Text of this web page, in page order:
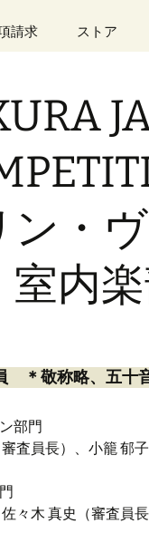
請求 ストア
ン・
室内
＊敬称略、五十
部門
査員長）、小籠 郁
々木 真史（審査員